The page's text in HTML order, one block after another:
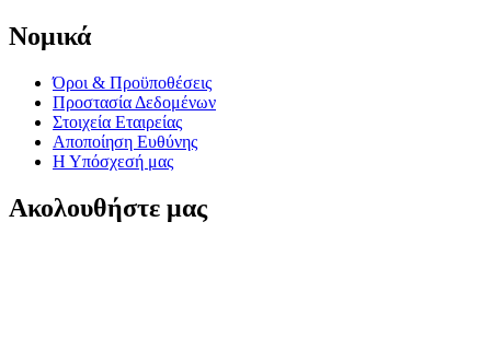
Νομικά
Όροι & Προϋποθέσεις
Προστασία Δεδομένων
Στοιχεία Εταιρείας
Αποποίηση Ευθύνης
Η Υπόσχεσή μας
Ακολουθήστε μας